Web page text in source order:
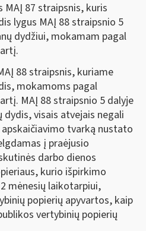
87 straipsnis, kuris
lygus MAĮ 88 straipsnio 5
dydžiui, mokamam pagal
88 straipsnis, kuriame
mokamoms pagal
MAĮ 88 straipsnio 5 dalyje
visais atvejais negali
tvarką nustato
į praėjusio
darbo dienos
kurio išpirkimo
mėnesių laikotarpiui,
popierių apyvartos, kaip
vertybinių popierių